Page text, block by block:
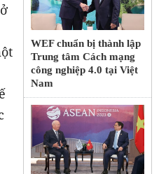
WEF chuẩn bị thành lập
Trung tâm Cách mạng
công nghiệp 4.0 tại Việt
Nam